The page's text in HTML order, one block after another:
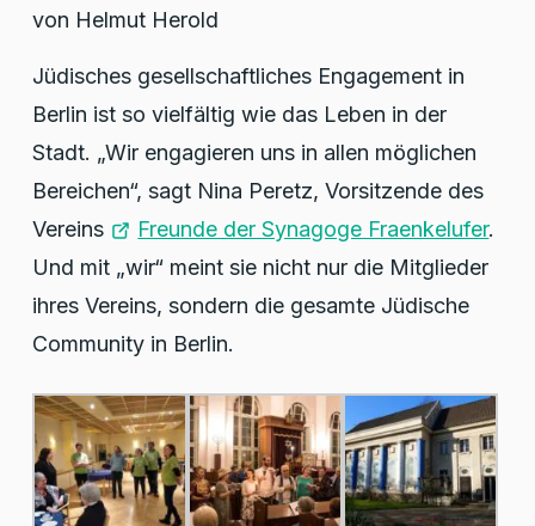
von Helmut Herold
Jüdisches gesellschaftliches Engagement in
Berlin ist so vielfältig wie das Leben in der
Stadt. „Wir engagieren uns in allen möglichen
Bereichen“, sagt Nina Peretz, Vorsitzende des
Vereins
Freunde der Synagoge Fraenkelufer.
Und mit „wir“ meint sie nicht nur die Mitglieder
ihres Vereins, sondern die gesamte Jüdische
Community in Berlin.